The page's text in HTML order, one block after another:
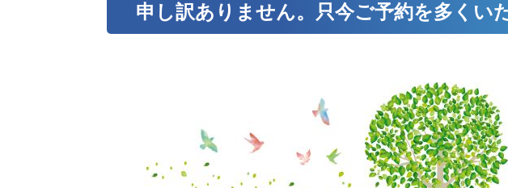
申し訳ありません。只今ご予約を多くい